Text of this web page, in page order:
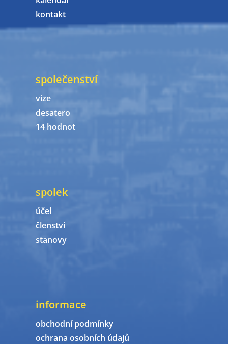
kontakt
společenství
vize
desatero
14 hodnot
spolek
účel
členství
stanovy
informace
obchodní podmínky
ochrana osobních údajů